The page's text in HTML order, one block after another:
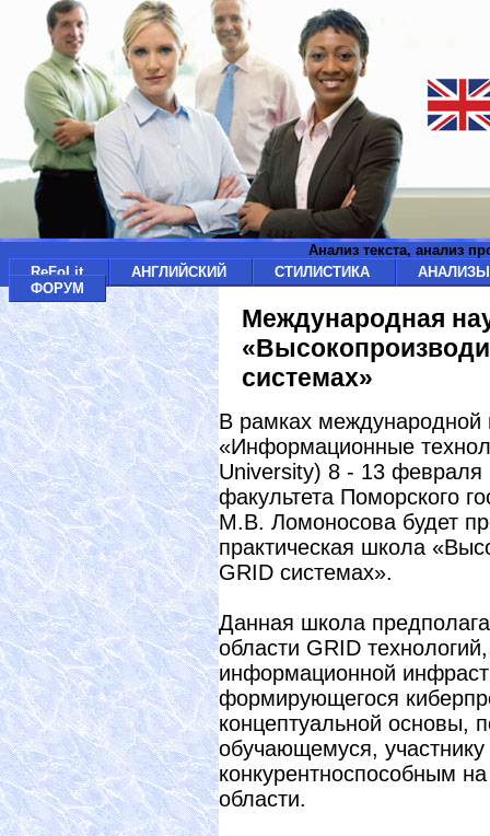
Анализ текста, анализ
ReFoLit
АНГЛИЙСКИЙ СТИЛИСТИКА
ФОРУМ
Международная
системах»
В рамках международной
«Информационные
University) 8 - 13 февраля
факультета Поморского
М.В. Ломоносова будет
практическая школа
GRID системах».
Данная школа
области GRID
информационной
формирующегося
концептуальной основы,
обучающемуся, участнику
конкурентноспособным
области.